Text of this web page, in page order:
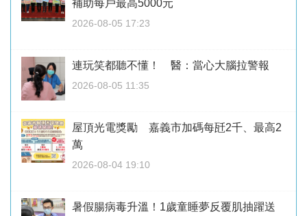
補助每戶最高5000元
2026-08-05 17:23
連玩笑都聽不懂！ 醫：當心大腦拉警報
2026-08-05 11:35
屋頂光電獎勵 嘉義市加碼每瓩2千、最高2
萬
2026-08-04 19:10
暑假腸病毒升溫！1歲童睡夢反覆肌抽躍送